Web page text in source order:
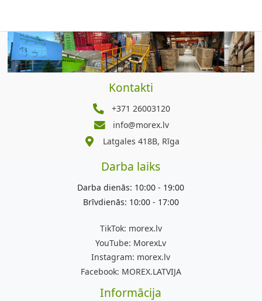
Kontakti
+371 26003120
info@morex.lv
Latgales 418B, Rīga
Darba laiks
Darba dienās: 10:00 - 19:00
Brīvdienās: 10:00 - 17:00
TikTok: morex.lv
YouTube: MorexLv
Instagram: morex.lv
Facebook: MOREX.LATVIJA
Informācija